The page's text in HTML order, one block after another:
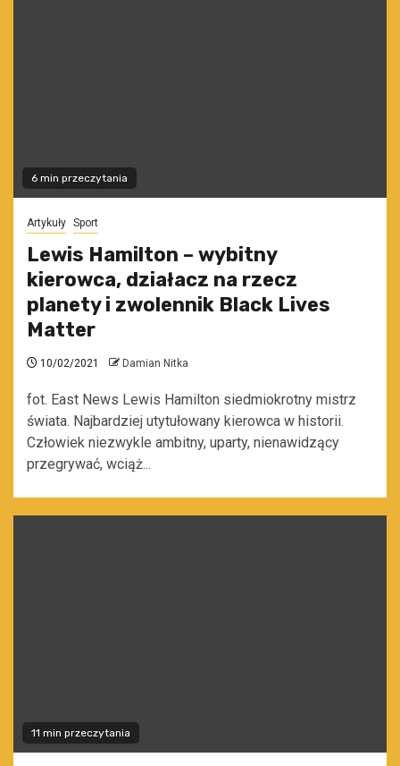
6 min przeczytania
Artykuły Sport
Lewis Hamilton – wybitny
kierowca, działacz na rzecz
planety i zwolennik Black Lives
Matter
10/02/2021 Damian Nitka
fot. East News Lewis Hamilton siedmiokrotny mistrz
świata. Najbardziej utytułowany kierowca w historii.
Człowiek niezwykle ambitny, uparty, nienawidzący
przegrywać, wciąż...
11 min przeczytania